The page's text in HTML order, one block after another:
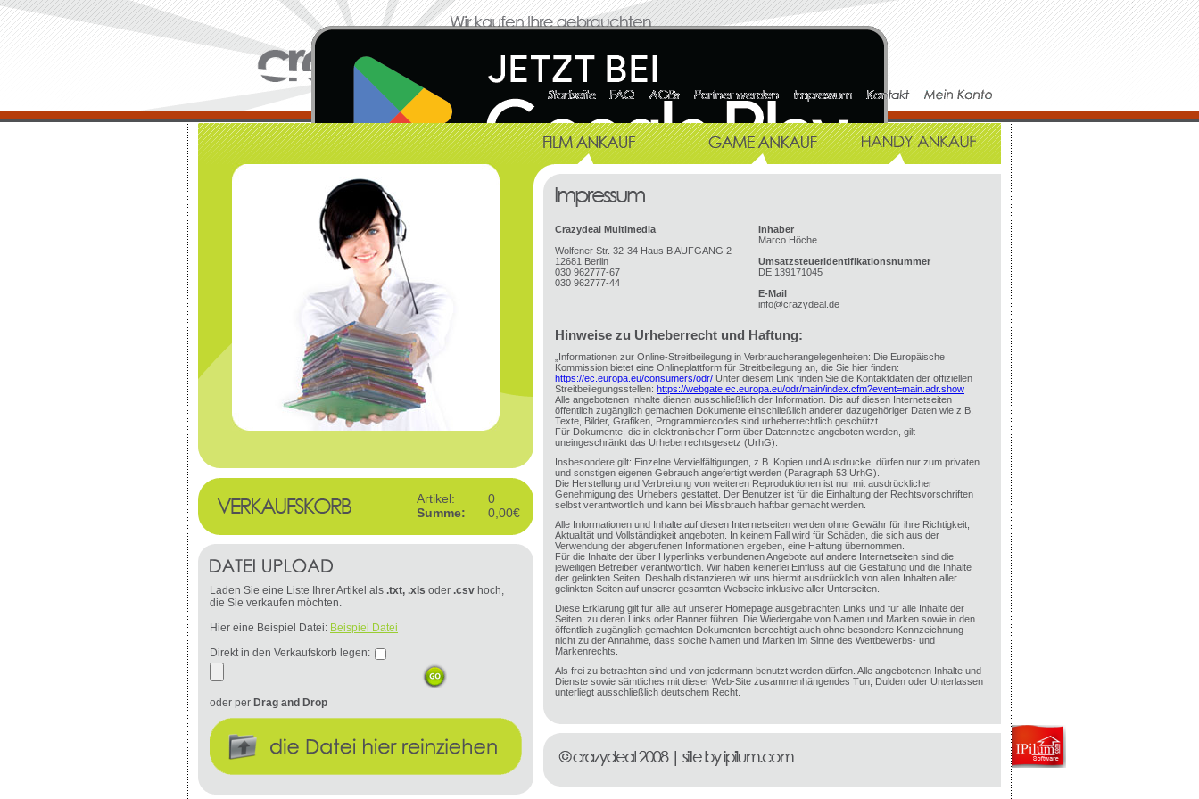
Crazydeal Multimedia
Inhaber
Marco Höche
Wolfener Str. 32-34 Haus B AUFGANG 2
12681 Berlin
Umsatzsteueridentifikationsnummer
030 962777-67
DE 139171045
030 962777-44
E-Mail
info@crazydeal.de
Hinweise zu Urheberrecht und Haftung:
„Informationen zur Online-Streitbeilegung in Verbraucherangelegenheiten: Die Europäische
Kommission bietet eine Onlineplattform für Streitbeilegung an, die Sie hier finden:
https://ec.europa.eu/consumers/odr/ Unter diesem Link finden Sie die Kontaktdaten der offiziellen
Streitbeilegungsstellen: https://webgate.ec.europa.eu/odr/main/index.cfm?event=main.adr.show
Alle angebotenen Inhalte dienen ausschließlich der Information. Die auf diesen Internetseiten
öffentlich zugänglich gemachten Dokumente einschließlich anderer dazugehöriger Daten wie z.B.
Texte, Bilder, Grafiken, Programmiercodes sind urheberrechtlich geschützt.
Für Dokumente, die in elektronischer Form über Datennetze angeboten werden, gilt
uneingeschränkt das Urheberrechtsgesetz (UrhG).
Insbesondere gilt: Einzelne Vervielfältigungen, z.B. Kopien und Ausdrucke, dürfen nur zum privaten
und sonstigen eigenen Gebrauch angefertigt werden (Paragraph 53 UrhG).
Die Herstellung und Verbreitung von weiteren Reproduktionen ist nur mit ausdrücklicher
Genehmigung des Urhebers gestattet. Der Benutzer ist für die Einhaltung der Rechtsvorschriften
selbst verantwortlich und kann bei Missbrauch haftbar gemacht werden.
Alle Informationen und Inhalte auf diesen Internetseiten werden ohne Gewähr für ihre Richtigkeit,
Aktualität und Vollständigkeit angeboten. In keinem Fall wird für Schäden, die sich aus der
Verwendung der abgerufenen Informationen ergeben, eine Haftung übernommen.
Für die Inhalte der über Hyperlinks verbundenen Angebote auf andere Internetseiten sind die
jeweiligen Betreiber verantwortlich. Wir haben keinerlei Einfluss auf die Gestaltung und die Inhalte
der gelinkten Seiten. Deshalb distanzieren wir uns hiermit ausdrücklich von allen Inhalten aller
gelinkten Seiten auf unserer gesamten Webseite inklusive aller Unterseiten.
Diese Erklärung gilt für alle auf unserer Homepage ausgebrachten Links und für alle Inhalte der
Seiten, zu deren Links oder Banner führen. Die Wiedergabe von Namen und Marken sowie in den
öffentlich zugänglich gemachten Dokumenten berechtigt auch ohne besondere Kennzeichnung
nicht zu der Annahme, dass solche Namen und Marken im Sinne des Wettbewerbs- und
Markenrechts.
Als frei zu betrachten sind und von jedermann benutzt werden dürfen. Alle angebotenen Inhalte und
Dienste sowie sämtliches mit dieser Web-Site zusammenhängendes Tun, Dulden oder Unterlassen
unterliegt ausschließlich deutschem Recht.
Artikel:
0
Summe:
0,00€
Laden Sie eine Liste Ihrer Artikel als .txt, .xls oder .csv hoch,
die Sie verkaufen möchten.
Hier eine Beispiel Datei: Beispiel Datei
Direkt in den Verkaufskorb legen:
oder per Drag and Drop